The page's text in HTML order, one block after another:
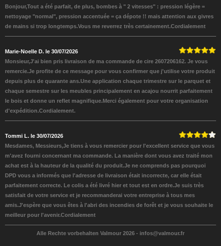
Bonjour,Tout a été parfait, de plus, bombes à " 2 vitesses" : pression légère =
nettoyage "normal", pression accentuée = ça dépote !! mais attention aux givres
de mains si trop longtemps.Vous me reverrez très certainement.Cordialement
Marie-Noelle D. le 30/07/2026
Monsieur,J'ai bien pris livraison de ma commande de cire 2607206162. Je vous
remercie.Je profite de ce message pour vous confirmer que j'utilise votre produit
depuis plus de quarante ans.Une application chaque trimestre sur le parquet et
chaque semestre sur les meubles principalement en acajou nourrit parfaitement
le bois et donne un reflet magnifique.Merci également pour votre organisation
d'expédition.Cordialement.
Tommi L. le 30/07/2026
Mesdames, Messieurs,Je tiens à vous remercier pour l'excellent service que vous
m'avez fourni concernant ma commande. La manière dont vous avez traité mon
achat est à la hauteur de la qualité du produit.Je ne comprends pas pourquoi
DPD vous a informés que l'adresse de livraison était incorrecte, car elle était
parfaitement correcte. Le colis a été livré hier et tout est en ordre.Je suis très
satisfait de votre service et je recommanderai votre entreprise à tous mes
amis.J'espère que vous êtes à l'abri des incendies de forêt et je vous souhaite le
meilleur pour l'avenir.Cordialement
Alle Rechte vorbehalten Valmour 2026 - infos@valmour.fr